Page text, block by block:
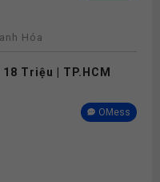
Hóa
Triệu | TP.HCM
OMess